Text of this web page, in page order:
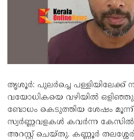
തൃശൂര്‍: പുലര്‍ച്ചെ
വയോധികയെ വഴിയില്‍
ബോധം കെടുത്തിയ ശേഷം
സ്വര്‍ണ്ണവളകള്‍ കവര്‍ന്ന
അറസ്റ്റ് ചെയ്തു. കണ്ണൂര്‍ തലശ്ശേരി